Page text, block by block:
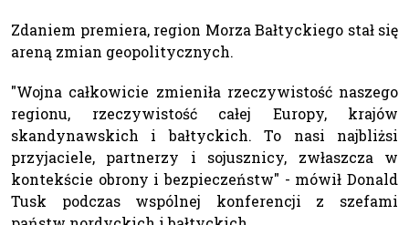
Zdaniem premiera, region Morza Bałtyckiego stał się
areną zmian geopolitycznych.
"Wojna całkowicie zmieniła rzeczywistość naszego
regionu, rzeczywistość całej Europy, krajów
skandynawskich i bałtyckich. To nasi najbliżsi
przyjaciele, partnerzy i sojusznicy, zwłaszcza w
kontekście obrony i bezpieczeństw" - mówił Donald
Tusk podczas wspólnej konferencji z szefami